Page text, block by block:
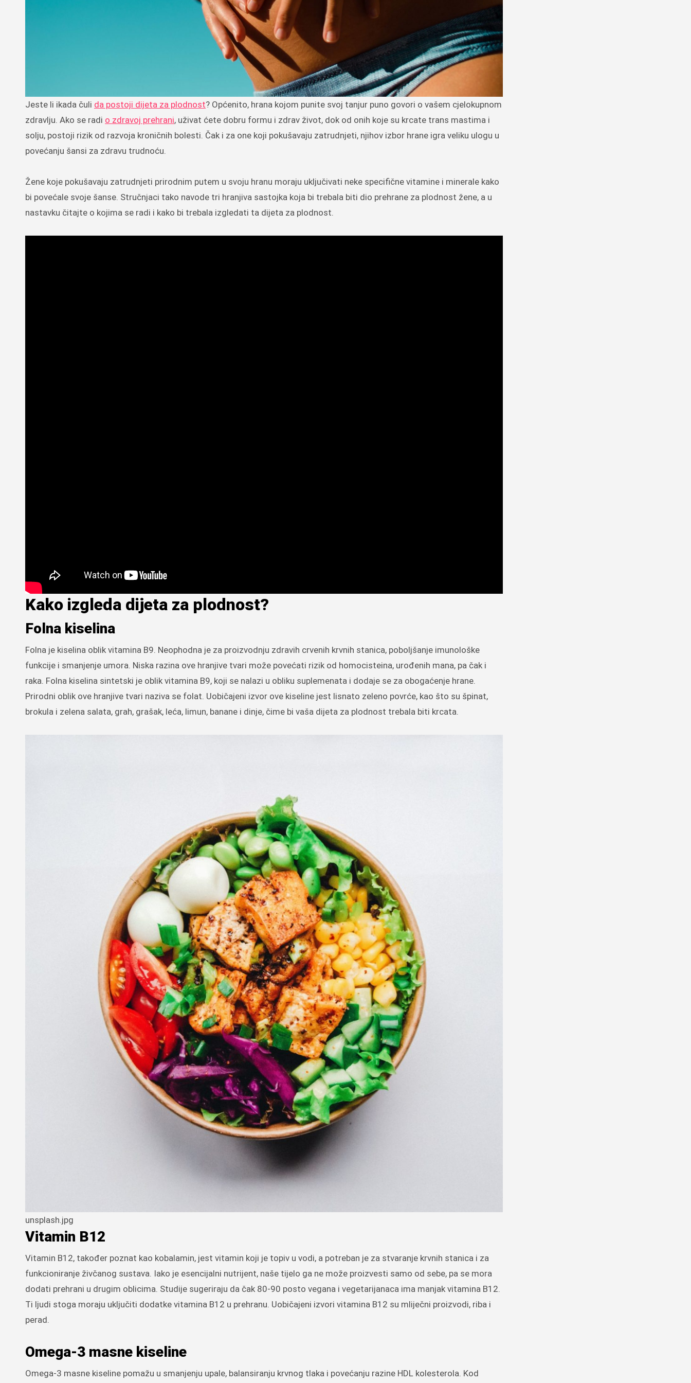
Jeste li ikada čuli da postoji dijeta za plodnost? Općenito, hrana kojom punite svoj tanjur puno govori o vašem cjelokupnom
zdravlju. Ako se radi o zdravoj prehrani, uživat ćete dobru formu i zdrav život, dok od onih koje su krcate trans mastima i
solju, postoji rizik od razvoja kroničnih bolesti. Čak i za one koji pokušavaju zatrudnjeti, njihov izbor hrane igra veliku ulogu u
povećanju šansi za zdravu trudnoću.
Žene koje pokušavaju zatrudnjeti prirodnim putem u svoju hranu moraju uključivati ​​neke specifične vitamine i minerale kako
bi povećale svoje šanse. Stručnjaci tako navode tri hranjiva sastojka koja bi trebala biti dio prehrane za plodnost žene, a u
nastavku čitajte o kojima se radi i kako bi trebala izgledati ta dijeta za plodnost.
Kako izgleda dijeta za plodnost?
Folna kiselina
Folna je kiselina oblik vitamina B9. Neophodna je za proizvodnju zdravih crvenih krvnih stanica, poboljšanje imunološke
funkcije i smanjenje umora. Niska razina ove hranjive tvari može povećati rizik od homocisteina, urođenih mana, pa čak i
raka. Folna kiselina sintetski je oblik vitamina B9, koji se nalazi u obliku suplemenata i dodaje se za obogaćenje hrane.
Prirodni oblik ove hranjive tvari naziva se folat. Uobičajeni izvor ove kiseline jest lisnato zeleno povrće, kao što su špinat,
brokula i zelena salata, grah, grašak, leća, limun, banane i dinje, čime bi vaša dijeta za plodnost trebala biti krcata.
unsplash.jpg
Vitamin B12
Vitamin B12, također poznat kao kobalamin, jest vitamin koji je topiv u vodi, a potreban je za stvaranje krvnih stanica i za
funkcioniranje živčanog sustava. Iako je esencijalni nutrijent, naše tijelo ga ne može proizvesti samo od sebe, pa se mora
dodati prehrani u drugim oblicima. Studije sugeriraju da čak 80-90 posto vegana i vegetarijanaca ima manjak vitamina B12.
Ti ljudi stoga moraju uključiti dodatke vitamina B12 u prehranu. Uobičajeni izvori vitamina B12 su mliječni proizvodi, riba i
perad.
Omega-3 masne kiseline
Omega-3 masne kiseline pomažu u smanjenju upale, balansiranju krvnog tlaka i povećanju razine HDL kolesterola. Kod